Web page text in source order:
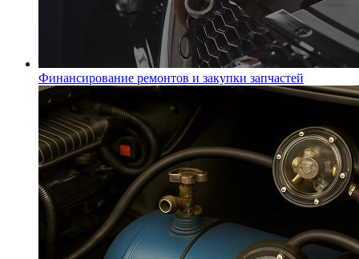
Финансирование ремонтов и закупки запчастей